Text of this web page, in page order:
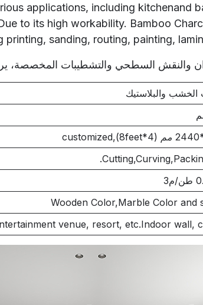
applications, including kitchenand
to its high workability. Bamboo
sanding, routing, painting,
والنقش السطحي والتشطيبات المخصصة،
والبلاستيك
2440 مم (4
*8feet),customized
Wooden Color,Marble Color and
venue, resort, etc.Indoor wall,